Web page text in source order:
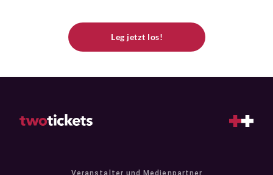
Leg jetzt los!
Veranstalter und Medienpartner